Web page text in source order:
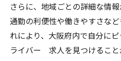
さらに、地域ごとの詳細な情
通勤の利便性や働きやすさな
れにより、大阪府内で自分に
ライバー 求人を見つけること